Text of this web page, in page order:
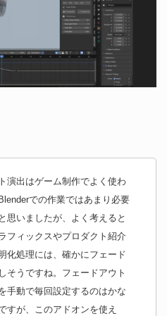
演出はゲーム制作でよく使わ
での作業ではあまり必要
思いましたが、よく考えると
フィックスやプロダクト紹介
化処理には、確かにフェード
そうですね。フェードアウト
手動で毎回設定するのはかな
すが、このアドオンを使え